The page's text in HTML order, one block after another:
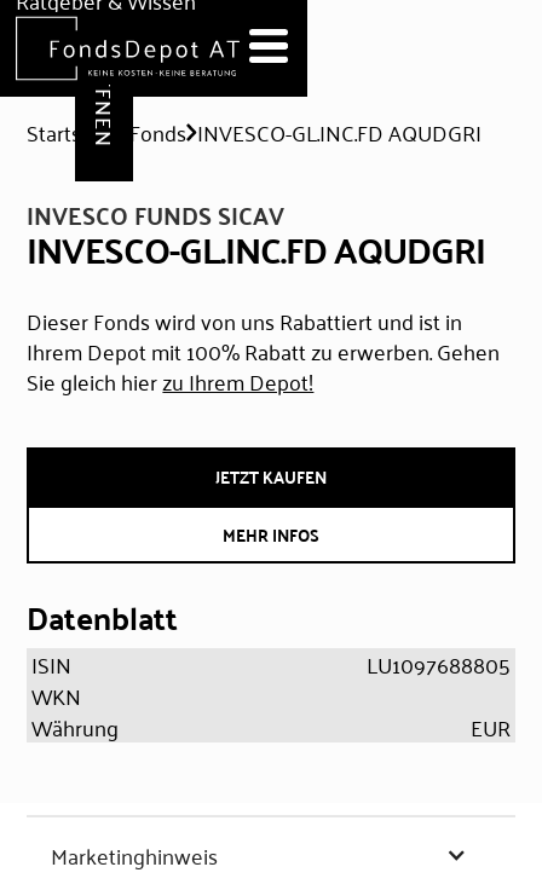
Hilfe & Formulare
DEPOT ERÖFFNEN
Startseite Fonds INVESCO-GL.INC.FD AQUDGRI
INVESCO FUNDS SICAV
INVESCO-GL.INC.FD AQUDGRI
Dieser Fonds wird von uns Rabattiert und ist in
Ihrem Depot mit 100% Rabatt zu erwerben. Gehen
Sie gleich hierzu Ihrem Depot!
JETZT KAUFEN
MEHR INFOS
Datenblatt
ISIN
LU1097688805
WKN
Währung
EUR
Marketinghinweis